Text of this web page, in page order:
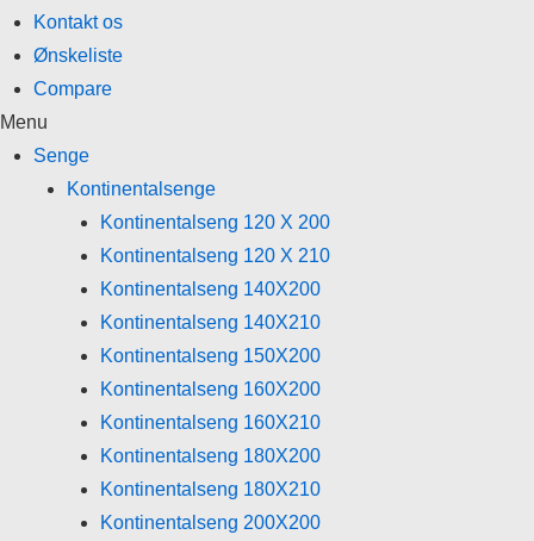
Kontakt os
Ønskeliste
Compare
Menu
Senge
Kontinentalsenge
Kontinentalseng 120 X 200
Kontinentalseng 120 X 210
Kontinentalseng 140X200
Kontinentalseng 140X210
Kontinentalseng 150X200
Kontinentalseng 160X200
Kontinentalseng 160X210
Kontinentalseng 180X200
Kontinentalseng 180X210
Kontinentalseng 200X200